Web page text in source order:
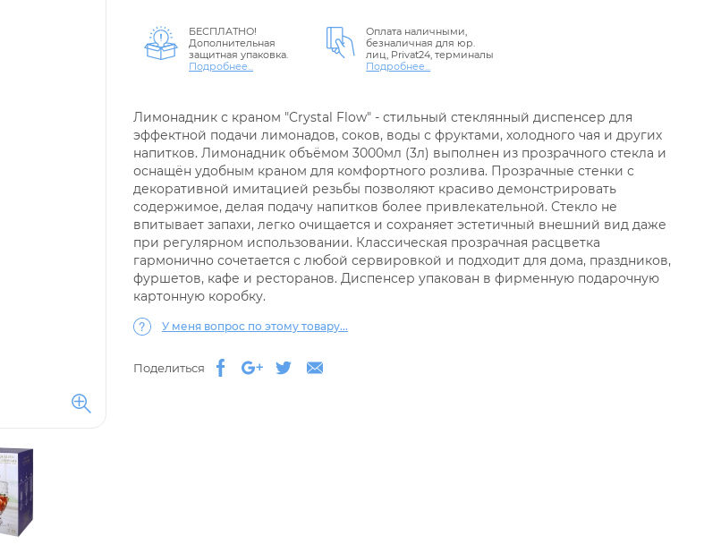
БЕСПЛАТНО!
Дополнительная
защитная упаковка.
Подробнее...
Оплата наличными,
безналичная для юр.
лиц, Privat24, терминалы
Подробнее...
Лимонадник с краном "Crystal Flow" - стильный стеклянный диспенсер для
эффектной подачи лимонадов, соков, воды с фруктами, холодного чая и других
напитков. Лимонадник объёмом 3000мл (3л) выполнен из прозрачного стекла и
оснащён удобным краном для комфортного розлива. Прозрачные стенки с
декоративной имитацией резьбы позволяют красиво демонстрировать
содержимое, делая подачу напитков более привлекательной. Стекло не
впитывает запахи, легко очищается и сохраняет эстетичный внешний вид даже
при регулярном использовании. Классическая прозрачная расцветка
гармонично сочетается с любой сервировкой и подходит для дома, праздников,
фуршетов, кафе и ресторанов. Диспенсер упакован в фирменную подарочную
картонную коробку.
У меня вопрос по этому товару...
Поделиться